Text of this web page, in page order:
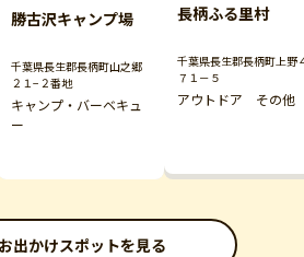
勝古沢キャンプ場
千葉県長生郡長柄町山之郷
２１−２番地
キャンプ・バーベキュ
ー
長柄ふる里村
千葉県長生郡長柄町上野
７１－５
アウトドア その他
出かけスポットを見る